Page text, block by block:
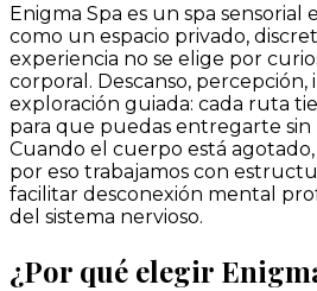
Enigma Spa es un spa
como un espacio privado,
experiencia no se elige por
corporal. Descanso, percepción,
exploración guiada: cada ruta
para que puedas entregarte sin
Cuando el cuerpo está
por eso trabajamos con
facilitar desconexión mental
del sistema nervioso.
¿Por qué elegir